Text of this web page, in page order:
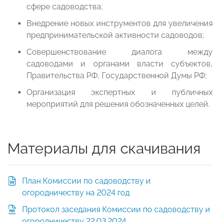
сфере садоводства;
Внедрение новых инструментов для увеличения
предпринимательской активности садоводов;
Совершенствование диалога между
садоводами и органами власти субъектов,
Правительства РФ, Государственной Думы РФ;
Организация экспертных и публичных
мероприятий для решения обозначенных целей.
Материалы для скачивания
План Комиссии по садоводству и
огородничеству на 2024 год
Протокол заседания Комиссии по садоводству и